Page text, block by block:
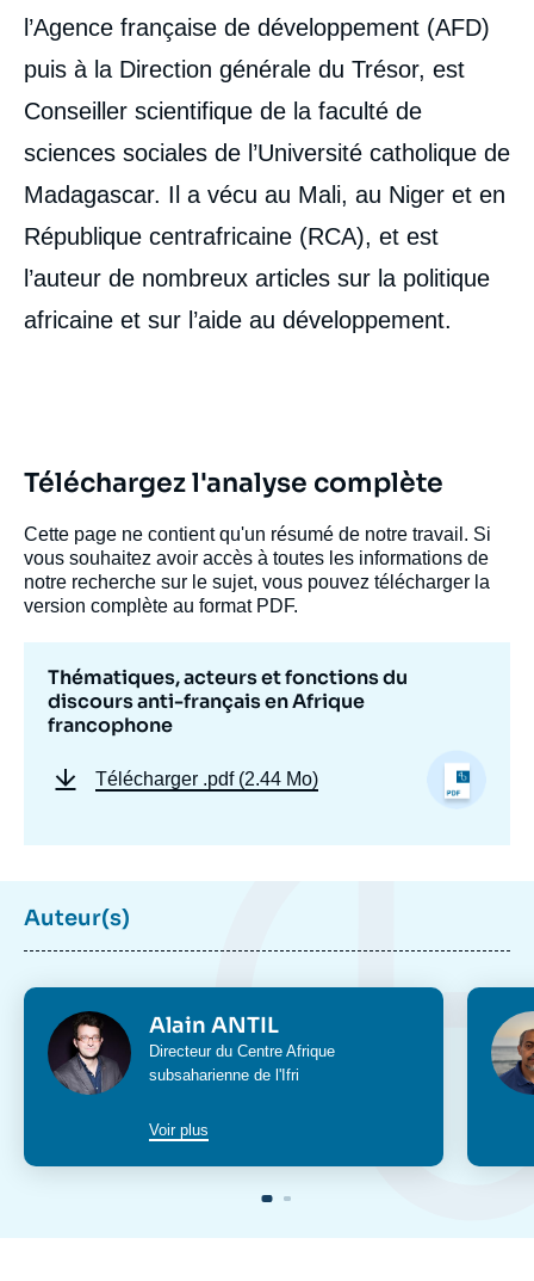
l’Agence française de développement (AFD)
puis à la Direction générale du Trésor, est
Conseiller scientifique de la faculté de
sciences sociales de l’Université catholique de
Madagascar. Il a vécu au Mali, au Niger et en
République centrafricaine (RCA), et est
l’auteur de nombreux articles sur la politique
africaine et sur l’aide au développement.
Téléchargez l'analyse complète
Cette page ne contient qu'un résumé de notre travail. Si
vous souhaitez avoir accès à toutes les informations de
notre recherche sur le sujet, vous pouvez télécharger la
version complète au format PDF.
Thématiques, acteurs et fonctions du
discours anti-français en Afrique
francophone
Télécharger .pdf (2.44 Mo)
Auteur(s)
Photo Alain ANTIL
Intitulé
du
Directeur du Centre Afrique
subsaharienne de l'Ifri
Voir plus